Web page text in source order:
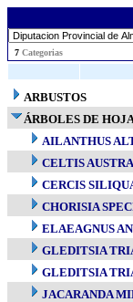
7 Categorias
ARBUSTOS
ÁRBOLES DE
AILANTHUS
CELTIS
CERCIS
CHORISIA
ELAEAGNUS
GLEDITSIA
GLEDITSIA
JACARANDA